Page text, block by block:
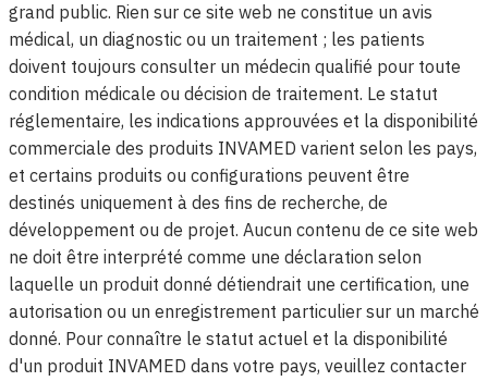
grand public. Rien sur ce site web ne constitue un avis
médical, un diagnostic ou un traitement ; les patients
doivent toujours consulter un médecin qualifié pour toute
condition médicale ou décision de traitement. Le statut
réglementaire, les indications approuvées et la disponibilité
commerciale des produits INVAMED varient selon les pays,
et certains produits ou configurations peuvent être
destinés uniquement à des fins de recherche, de
développement ou de projet. Aucun contenu de ce site web
ne doit être interprété comme une déclaration selon
laquelle un produit donné détiendrait une certification, une
autorisation ou un enregistrement particulier sur un marché
donné. Pour connaître le statut actuel et la disponibilité
d'un produit INVAMED dans votre pays, veuillez contacter